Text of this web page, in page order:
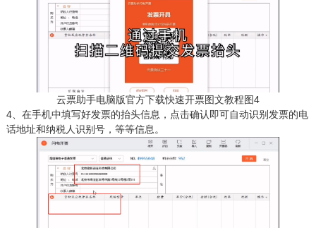
云票助手电脑版官方下载快速开票图文教程图4
4、在手机中填写好发票的抬头信息，点击确认即可自动识别发票的电
话地址和纳税人识别号，等等信息。